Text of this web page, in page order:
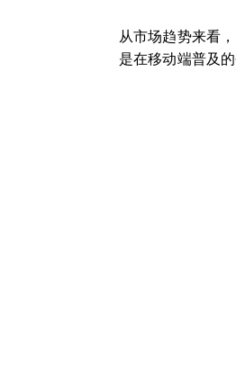
从市场趋势来看
是在移动端普及